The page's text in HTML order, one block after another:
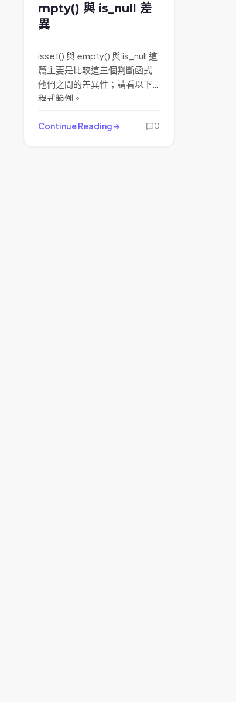
mpty() 與 is_null 差
異
isset() 與 empty() 與 is_null 這
篇主要是比較這三個判斷函式
他們之間的差異性；請看以下
程式範例。
Continue Reading 0